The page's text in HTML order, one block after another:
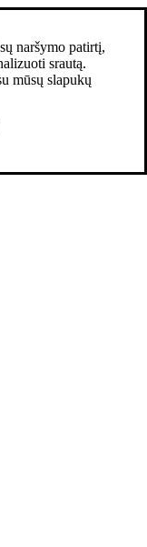
naršymo patirtį,
srautą.
mūsų slapukų